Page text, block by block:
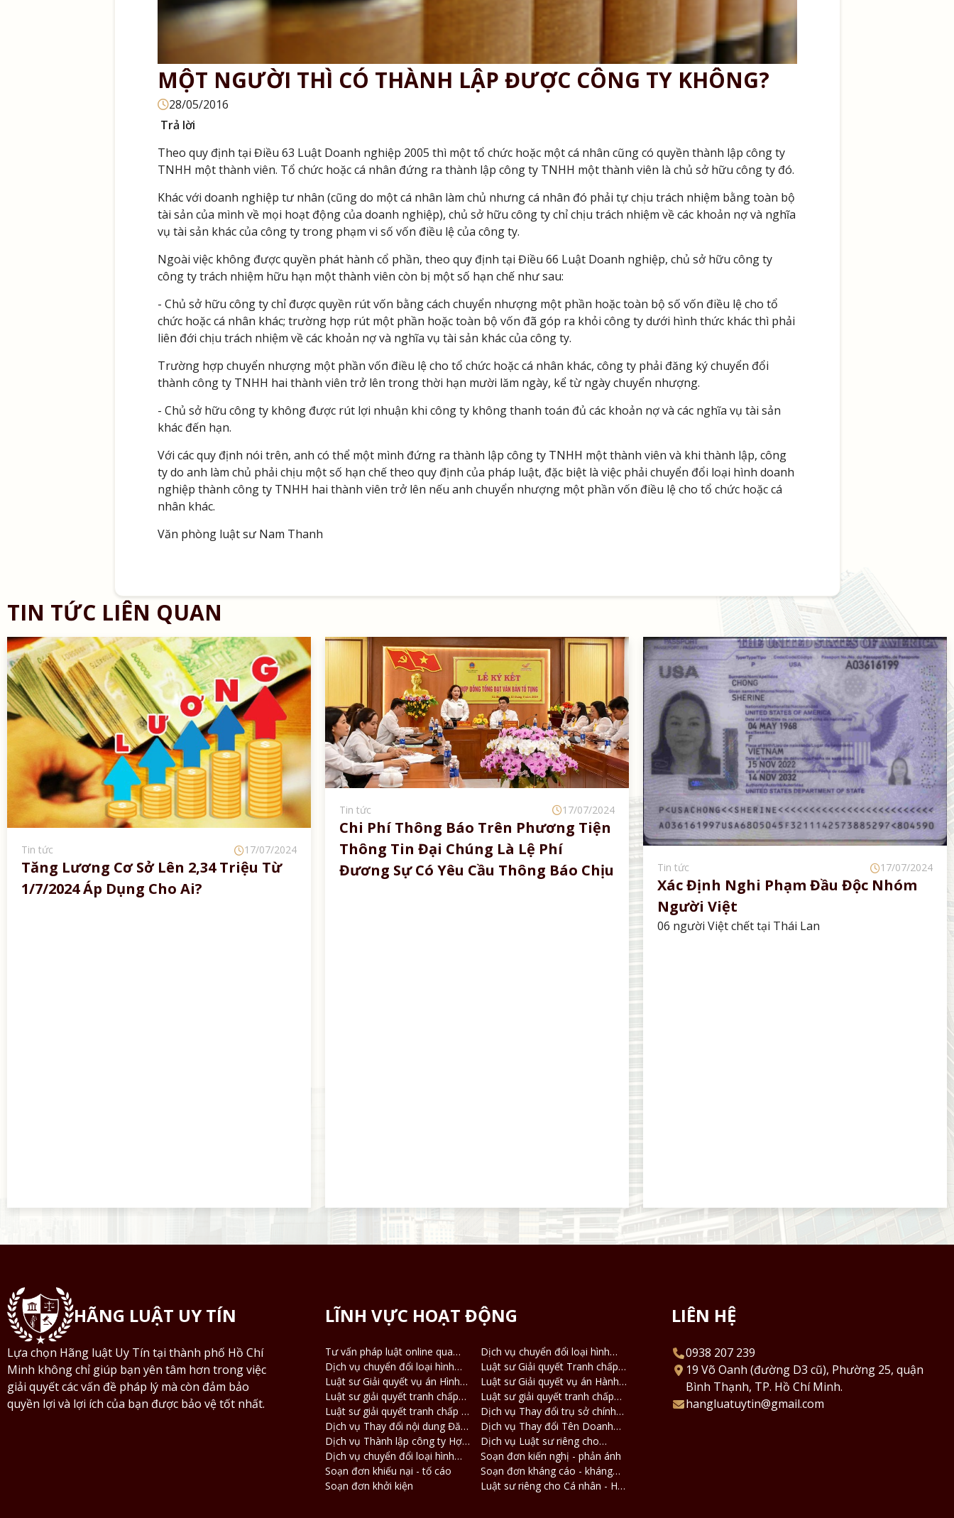
MỘT NGƯỜI THÌ CÓ THÀNH LẬP ĐƯỢC CÔNG TY KHÔNG?
28/05/2016
Trả lời
Theo quy định tại Điều 63 Luật Doanh nghiệp 2005 thì một tổ chức hoặc một cá nhân cũng có quyền thành lập công ty
TNHH một thành viên. Tổ chức hoặc cá nhân đứng ra thành lập công ty TNHH một thành viên là chủ sở hữu công ty đó.
Khác với doanh nghiệp tư nhân (cũng do một cá nhân làm chủ nhưng cá nhân đó phải tự chịu trách nhiệm bằng toàn bộ
tài sản của mình về mọi hoạt động của doanh nghiệp), chủ sở hữu công ty chỉ chịu trách nhiệm về các khoản nợ và nghĩa
vụ tài sản khác của công ty trong phạm vi số vốn điều lệ của công ty.
Ngoài việc không được quyền phát hành cổ phần, theo quy định tại Điều 66 Luật Doanh nghiệp, chủ sở hữu công ty
công ty trách nhiệm hữu hạn một thành viên còn bị một số hạn chế như sau:
- Chủ sở hữu công ty chỉ được quyền rút vốn bằng cách chuyển nhượng một phần hoặc toàn bộ số vốn điều lệ cho tổ
chức hoặc cá nhân khác; trường hợp rút một phần hoặc toàn bộ vốn đã góp ra khỏi công ty dưới hình thức khác thì phải
liên đới chịu trách nhiệm về các khoản nợ và nghĩa vụ tài sản khác của công ty.
Trường hợp chuyển nhượng một phần vốn điều lệ cho tổ chức hoặc cá nhân khác, công ty phải đăng ký chuyển đổi
thành công ty TNHH hai thành viên trở lên trong thời hạn mười lăm ngày, kể từ ngày chuyển nhượng.
- Chủ sở hữu công ty không được rút lợi nhuận khi công ty không thanh toán đủ các khoản nợ và các nghĩa vụ tài sản
khác đến hạn.
Với các quy định nói trên, anh có thể một mình đứng ra thành lập công ty TNHH một thành viên và khi thành lập, công
ty do anh làm chủ phải chịu một số hạn chế theo quy định của pháp luật, đặc biệt là việc phải chuyển đổi loại hình doanh
nghiệp thành công ty TNHH hai thành viên trở lên nếu anh chuyển nhượng một phần vốn điều lệ cho tổ chức hoặc cá
nhân khác.
Văn phòng luật sư Nam Thanh
TIN TỨC LIÊN QUAN
Tin tức 17/07/2024
Tăng Lương Cơ Sở Lên 2,34 Triệu Từ
1/7/2024 Áp Dụng Cho Ai?
Tin tức 17/07/2024
Chi Phí Thông Báo Trên Phương Tiện
Thông Tin Đại Chúng Là Lệ Phí
Đương Sự Có Yêu Cầu Thông Báo Chịu
Tin tức 17/07/2024
Xác Định Nghi Phạm Đầu Độc Nhóm
Người Việt
06 người Việt chết tại Thái Lan
HÃNG LUẬT UY TÍN
Lựa chọn Hãng luật Uy Tín tại thành phố Hồ Chí
Minh không chỉ giúp bạn yên tâm hơn trong việc
giải quyết các vấn đề pháp lý mà còn đảm bảo
quyền lợi và lợi ích của bạn được bảo vệ tốt nhất.
LĨNH VỰC HOẠT ĐỘNG
Tư vấn pháp luật online qua
Điện thoại, Zalo
Dịch vụ chuyển đổi loại hình
công ty TNHH 2 thành viên
thành công ty TNHH 1 thành
viên
Dịch vụ chuyển đổi loại hình
công ty TNHH thành công ty Cổ
phần và ngược lại
Luật sư Giải quyết Tranh chấp
Ly hôn và Tài sản
Luật sư Giải quyết vụ án Hình
sự
Luật sư Giải quyết vụ án Hành
chính
Luật sư giải quyết tranh chấp
Đất đai - Nhà ở
Luật sư giải quyết tranh chấp
Dân sự - Thừa kế
Luật sư giải quyết tranh chấp về
Kinh tế
Dịch vụ Thay đổi trụ sở chính
Doanh nghiệp
Dịch vụ Thay đổi nội dung Đăng
ký Doanh nghiệp
Dịch vụ Thay đổi Tên Doanh
nghiệp
Dịch vụ Thành lập công ty Hợp
danh
Dịch vụ Luật sư riêng cho
Doanh nghiệp
Dịch vụ chuyển đổi loại hình
DNTN thành Công ty TNHH
Soạn đơn kiến nghị - phản ánh
Soạn đơn khiếu nại - tố cáo
Soạn đơn kháng cáo - kháng
nghị
Soạn đơn khởi kiện
Luật sư riêng cho Cá nhân - Hộ
LIÊN HỆ
0938 207 239
19 Võ Oanh (đường D3 cũ), Phường 25, quận
Bình Thạnh, TP. Hồ Chí Minh.
hangluatuytin@gmail.com